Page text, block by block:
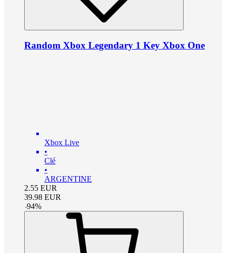
Random Xbox Legendary 1 Key Xbox One
Xbox Live
•
Clé
•
ARGENTINE
2.55 EUR
39.98 EUR
-94%